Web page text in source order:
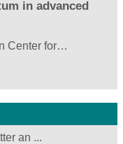
in advanced
Center for…
an ...